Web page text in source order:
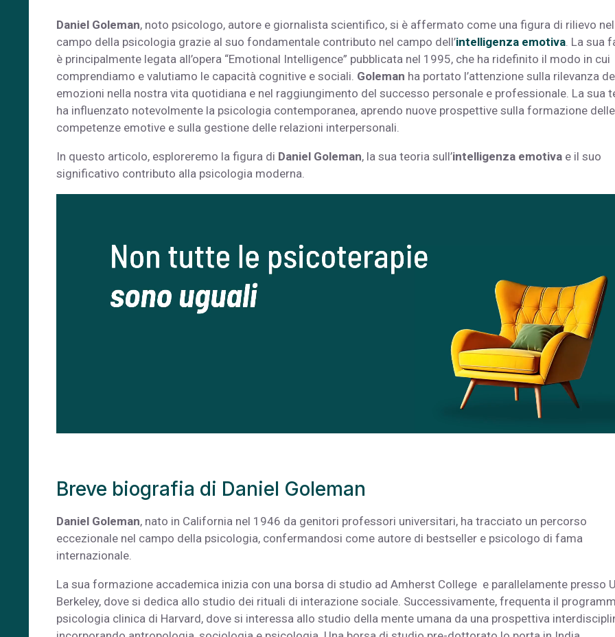
Daniel Goleman, noto psicologo, autore e giornalista scientifico, si è affermato come una figura di rilievo nel
campo della psicologia grazie al suo fondamentale contributo nel campo dell’intelligenza emotiva. La sua
è principalmente legata all’opera “Emotional Intelligence” pubblicata nel 1995, che ha ridefinito il modo in cui
comprendiamo e valutiamo le capacità cognitive e sociali. Goleman ha portato l’attenzione sulla rilevanza
emozioni nella nostra vita quotidiana e nel raggiungimento del successo personale e professionale. La sua
ha influenzato notevolmente la psicologia contemporanea, aprendo nuove prospettive sulla formazione delle
competenze emotive e sulla gestione delle relazioni interpersonali.
In questo articolo, esploreremo la figura di Daniel Goleman, la sua teoria sull’intelligenza emotiva e il suo
significativo contributo alla psicologia moderna.
Breve biografia di Daniel Goleman
Daniel Goleman, nato in California nel 1946 da genitori professori universitari, ha tracciato un percorso
eccezionale nel campo della psicologia, confermandosi come autore di bestseller e psicologo di fama
internazionale.
La sua formazione accademica inizia con una borsa di studio ad Amherst College e parallelamente presso
Berkeley, dove si dedica allo studio dei rituali di interazione sociale. Successivamente, frequenta il
psicologia clinica di Harvard, dove si interessa allo studio della mente umana da una prospettiva